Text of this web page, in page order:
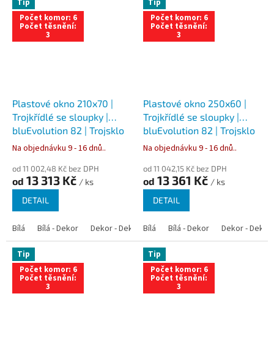
Tip
Počet komor: 6
Počet těsnění:
3
Plastové okno 210x70 |
Trojkřídlé se sloupky |
bluEvolution 82 | Trojsklo
Na objednávku 9 - 16 dnů..
od 11 002,48 Kč bez DPH
od 13 313 Kč / ks
DETAIL
Bílá Bílá - Dekor Dekor - Dekor Bílá - Antracit Bílá - Zlatý dub
Tip
Počet komor: 6
Počet těsnění:
3
Plastové okno 250x60 |
Trojkřídlé se sloupky |
bluEvolution 82 | Trojsklo
Na objednávku 9 - 16 dnů..
od 11 042,15 Kč bez DPH
od 13 361 Kč / ks
DETAIL
Bílá Bílá - Dekor Dekor - Dekor
Tip
Počet komor: 6
Počet těsnění:
3
Tip
Počet komor: 6
Počet těsnění:
3